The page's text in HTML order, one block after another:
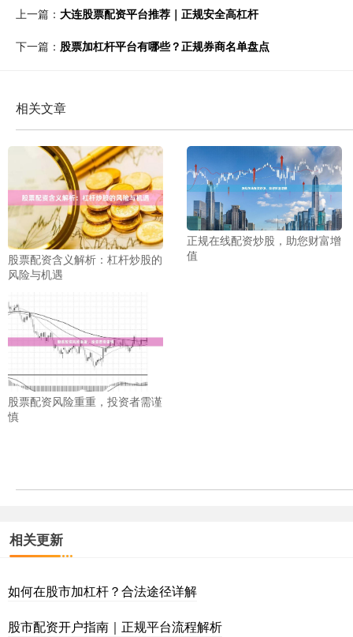
上一篇： 大连股票配资平台推荐｜正规安全高杠杆
下一篇： 股票加杠杆平台有哪些？正规券商名单盘点
相关文章
股票配资含义解析：杠杆炒股的
风险与机遇
正规在线配资炒股，助您财富增
值
股票配资风险重重，投资者需谨
慎
相关更新
如何在股市加杠杆？合法途径详解
股市配资开户指南｜正规平台流程解析